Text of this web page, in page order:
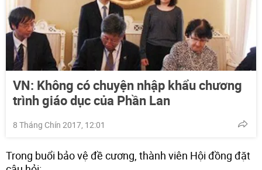
VN: Không có chuyện nhập khẩu chương
trình giáo dục của Phần Lan
8 Tháng Chín 2017, 12:01
Trong buổi bảo vệ đề cương, thành viên Hội đồng đặt